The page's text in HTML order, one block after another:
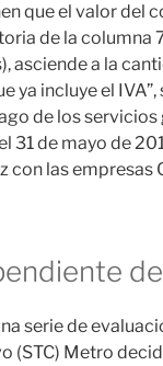
que el valor del
de la columna
asciende a la
ya incluye el IVA”,
de los
31 de mayo de
con las empresas
serie de
(STC) Metro